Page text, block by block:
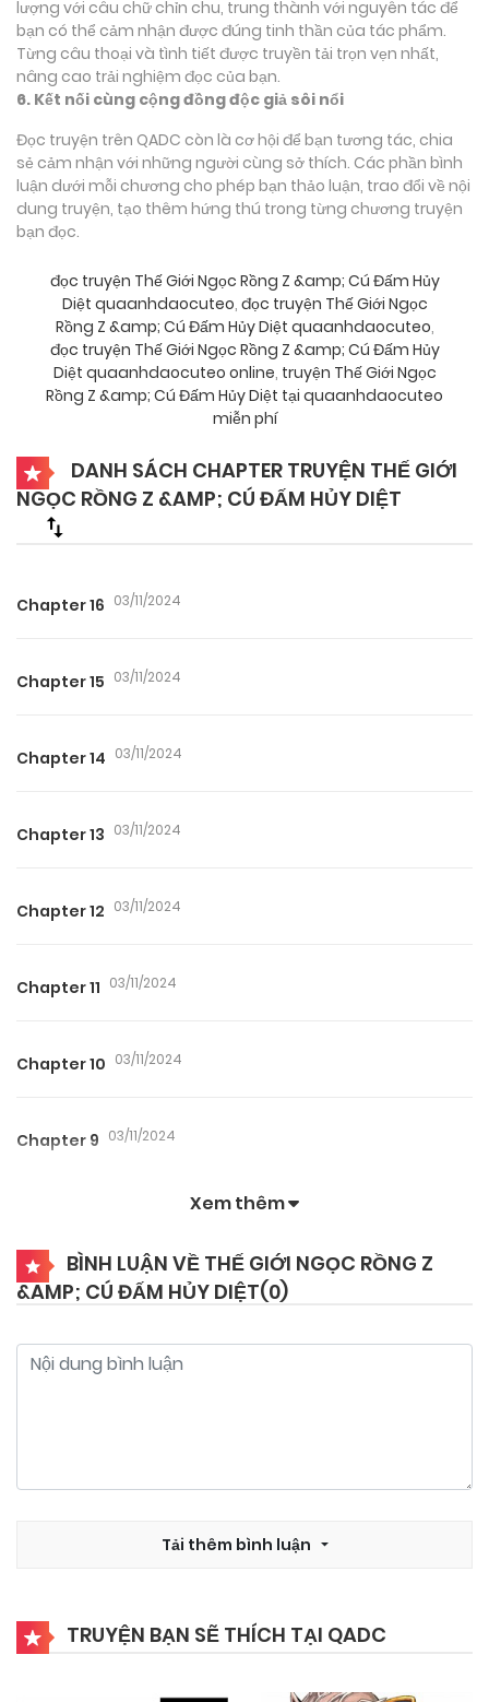
lượng với câu chữ chỉn chu, trung thành với nguyên tác để
bạn có thể cảm nhận được đúng tinh thần của tác phẩm.
Từng câu thoại và tình tiết được truyền tải trọn vẹn nhất,
nâng cao trải nghiệm đọc của bạn.
6. Kết nối cùng cộng đồng độc giả sôi nổi
Đọc truyện trên QADC còn là cơ hội để bạn tương tác, chia
sẻ cảm nhận với những người cùng sở thích. Các phần bình
luận dưới mỗi chương cho phép bạn thảo luận, trao đổi về nội
dung truyện, tạo thêm hứng thú trong từng chương truyện
bạn đọc.
đọc truyện Thế Giới Ngọc Rồng Z &amp; Cú Đấm Hủy
Diệt quaanhdaocuteo, đọc truyện Thế Giới Ngọc
Rồng Z &amp; Cú Đấm Hủy Diệt quaanhdaocuteo,
đọc truyện Thế Giới Ngọc Rồng Z &amp; Cú Đấm Hủy
Diệt quaanhdaocuteo online, truyện Thế Giới Ngọc
Rồng Z &amp; Cú Đấm Hủy Diệt tại quaanhdaocuteo
miễn phí
DANH SÁCH CHAPTER TRUYỆN THẾ GIỚI
NGỌC RỒNG Z &AMP; CÚ ĐẤM HỦY DIỆT
Chapter 16 03/11/2024
Chapter 15 03/11/2024
Chapter 14 03/11/2024
Chapter 13 03/11/2024
Chapter 12 03/11/2024
Chapter 11 03/11/2024
Chapter 10 03/11/2024
Chapter 9 03/11/2024
Chapter 7 03/11/2024
Chapter 6 03/11/2024
Xem thêm
BÌNH LUẬN VỀ THẾ GIỚI NGỌC RỒNG Z
&AMP; CÚ ĐẤM HỦY DIỆT(0)
Tải thêm bình luận
TRUYỆN BẠN SẼ THÍCH TẠI QADC